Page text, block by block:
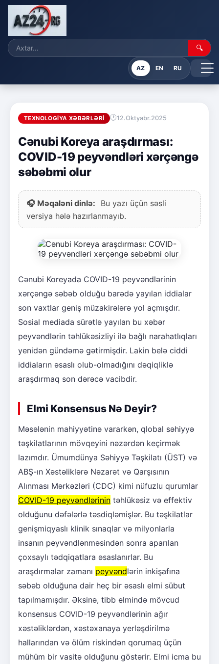
🔍
AZ EN RU
TEXNOLOGIYA XƏBƏRLƏRI 12.Oktyabr.2025
Cənubi Koreya araşdırması:
COVID-19 peyvəndləri xərçəngə
səbəbmi olur
🎧 Məqaləni dinlə:
Bu yazı üçün səsli
versiya hələ hazırlanmayıb.
Cənubi Koreyada COVID-19 peyvəndlərinin
xərçəngə səbəb olduğu barədə yayılan iddialar
son vaxtlar geniş müzakirələrə yol açmışdır.
Sosial mediada sürətlə yayılan bu xəbər
peyvəndlərin təhlükəsizliyi ilə bağlı narahatlıqları
yenidən gündəmə gətirmişdir. Lakin belə ciddi
iddiaların əsaslı olub-olmadığını dəqiqliklə
araşdırmaq son dərəcə vacibdir.
Elmi Konsensus Nə Deyir?
Məsələnin mahiyyətinə vararkən, qlobal səhiyyə
təşkilatlarının mövqeyini nəzərdən keçirmək
lazımdır. Ümumdünya Səhiyyə Təşkilatı (ÜST) və
ABŞ-ın Xəstəliklərə Nəzarət və Qarşısının
Alınması Mərkəzləri (CDC) kimi nüfuzlu qurumlar
COVID-19 peyvəndlərinin təhlükəsiz və effektiv
olduğunu dəfələrlə təsdiqləmişlər. Bu təşkilatlar
genişmiqyaslı klinik sınaqlar və milyonlarla
insanın peyvəndlənməsindən sonra aparılan
çoxsaylı tədqiqatlara əsaslanırlar. Bu
araşdırmalar zamanı peyvəndlərin inkişafına
səbəb olduğuna dair heç bir əsaslı elmi sübut
tapılmamışdır. Əksinə, tibb elmində mövcud
konsensus COVID-19 peyvəndlərinin ağır
xəstəliklərdən, xəstəxanaya yerləşdirilmə
hallarından və ölüm riskindən qorumaq üçün
mühüm bir vasitə olduğunu göstərir. Elmi icma bu